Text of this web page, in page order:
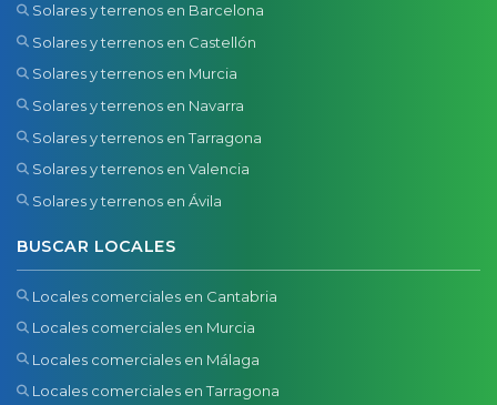
Solares y terrenos en Barcelona
Solares y terrenos en Castellón
Solares y terrenos en Murcia
Solares y terrenos en Navarra
Solares y terrenos en Tarragona
Solares y terrenos en Valencia
Solares y terrenos en Ávila
BUSCAR LOCALES
Locales comerciales en Cantabria
Locales comerciales en Murcia
Locales comerciales en Málaga
Locales comerciales en Tarragona